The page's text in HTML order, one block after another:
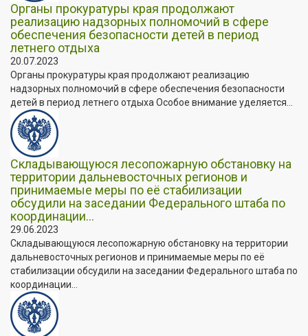
Органы прокуратуры края продолжают
реализацию надзорных полномочий в сфере
обеспечения безопасности детей в период
летнего отдыха
20.07.2023
Органы прокуратуры края продолжают реализацию
надзорных полномочий в сфере обеспечения безопасности
детей в период летнего отдыха Особое внимание уделяется...
Складывающуюся лесопожарную обстановку на
территории дальневосточных регионов и
принимаемые меры по её стабилизации
обсудили на заседании Федерального штаба по
координации...
29.06.2023
Складывающуюся лесопожарную обстановку на территории
дальневосточных регионов и принимаемые меры по её
стабилизации обсудили на заседании Федерального штаба по
координации...